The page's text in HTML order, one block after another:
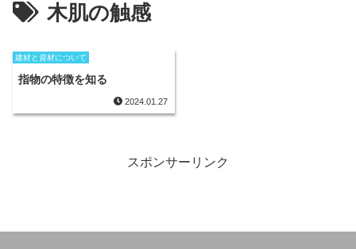
木肌の触感
建材と資材について
指物の特徴を知る
2024.01.27
スポンサーリンク